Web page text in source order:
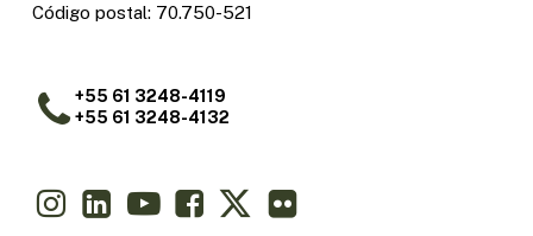
Código postal: 70.750-521
+55 61 3248-4119
+55 61 3248-4132